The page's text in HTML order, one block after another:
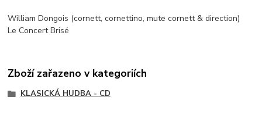
William Dongois (cornett, cornettino, mute cornett & direction)
Le Concert Brisé
Zboží zařazeno v kategoriích
KLASICKÁ HUDBA - CD